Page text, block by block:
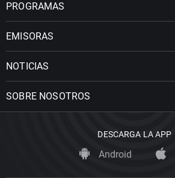
PROGRAMAS
EMISORAS
NOTICIAS
SOBRE NOSOTROS
DESCARGA LA APP
Android